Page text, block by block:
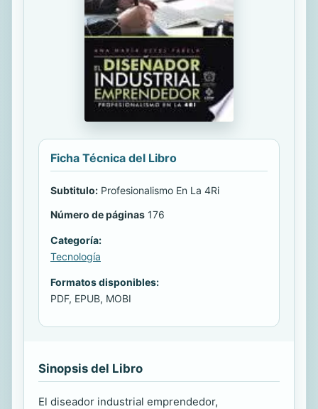
Ficha Técnica del Libro
Subtitulo: Profesionalismo En La 4Ri
Número de páginas 176
Categoría:
Tecnología
Formatos disponibles:
PDF, EPUB, MOBI
Sinopsis del Libro
El diseador industrial emprendedor,